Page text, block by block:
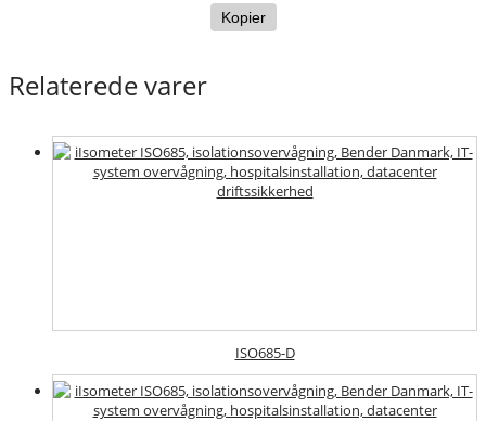
Kopier
Relaterede varer
ISO685-D